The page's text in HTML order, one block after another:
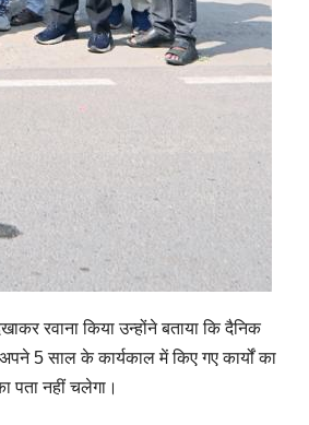
रवाना किया उन्होंने बताया कि दैनिक
5 साल के कार्यकाल में किए गए कार्यों का
पता नहीं चलेगा।